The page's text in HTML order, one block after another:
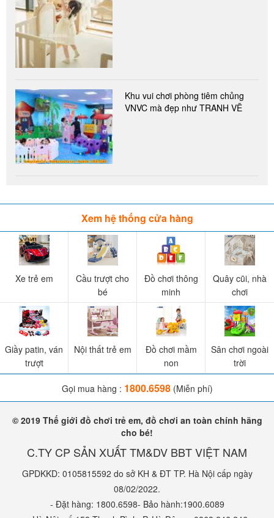
Khu vui chơi phòng tiêm chủng
VNVC mà đẹp như TRANH VẼ
Xem hệ thống cửa hàng
Xe trẻ em
Cầu trượt cho
bé
Đồ chơi thông
minh
Quây cũi, nhà
chơi
Giầy patin, ván
trượt
Nội thất trẻ em
Đồ chơi mầm
non
Sân chơi ngoài
trời
Gọi mua hàng : 1800.6598(Miễn phí)
© 2019 Thế giới đồ chơi trẻ em, đồ chơi an toàn chính hãng
cho bé!
C.TY CP SẢN XUẤT TM&DV BBT VIỆT NAM
GPDKKD: 0105815592 do sở KH & ĐT TP. Hà Nội cấp ngày
08/02/2022.
- Đặt hàng: 1800.6598- Bảo hành:1900.6089